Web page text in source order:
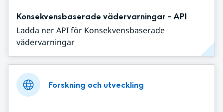
Konsekvensbaserade vädervarningar - API
Ladda ner API för Konsekvensbaserade
vädervarningar
Forskning och utveckling